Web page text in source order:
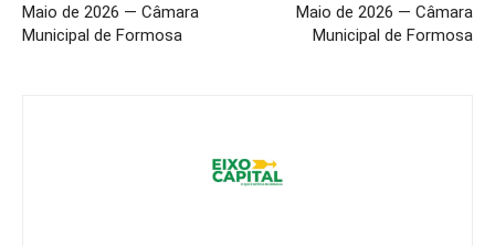
Maio de 2026 — Câmara
Municipal de Formosa
Maio de 2026 — Câmara
Municipal de Formosa